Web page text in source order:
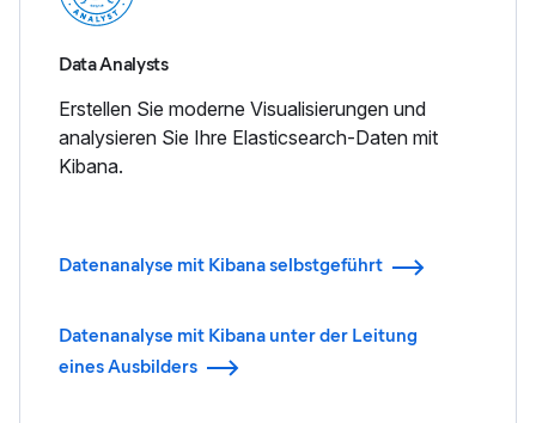
Data Analysts
Erstellen Sie moderne Visualisierungen und
analysieren Sie Ihre Elasticsearch-Daten mit
Kibana.
Datenanalyse mit Kibana selbstgeführt
Datenanalyse mit Kibana unter der Leitung
eines Ausbilders